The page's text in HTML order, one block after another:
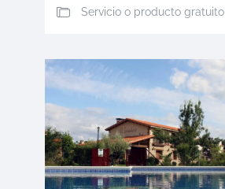
Servicio o producto gratuito